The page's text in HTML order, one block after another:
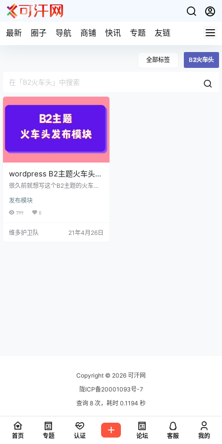
最新 圈子 导航 商铺 快讯 专题 友链
全部标签 B2火车头
wordpress B2主题火车头发
布模块
很久前就想写这个B2主题的火车头
题，这个主题还是一款很不错的主
题，也有许多的站长在使用这款主
写了一下，接下来给大家详细介绍
发布模块
799 0
维多护卫队 21年4月26日
Copyright © 2026 可汗网
陇ICP备20001093号-7
查询 8 次，耗时 0.1194 秒
首页 专题 认证 论坛 客服 我的